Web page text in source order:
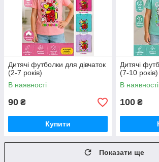
Дитячі футболки для дівчаток
(2-7 років)
В наявності
90 ₴
Купити
Дитячі
(7-10 років)
В наявності
100 ₴
Показати ще